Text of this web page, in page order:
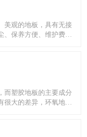
美观的地板，具有无接
、保养方便、维护费用
而塑胶地板的主要成分
很大的差异，环氧地坪